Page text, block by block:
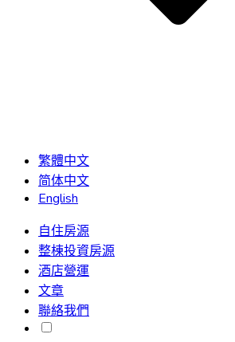
繁體中文
简体中文
English
自住房源
整棟投資房源
酒店營運
文章
聯絡我們